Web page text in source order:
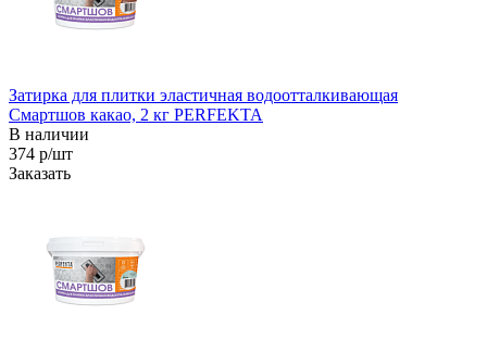
Затирка для плитки эластичная водоотталкивающая
Смартшов какао, 2 кг PERFEKTA
В наличии
374 р/шт
Заказать